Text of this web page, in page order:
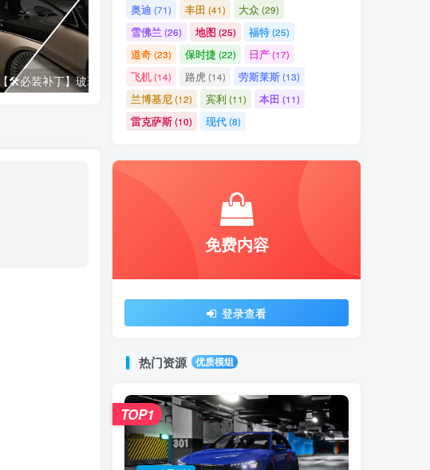
【🛠️必装补丁】玻璃贴图修复补丁
奥迪 (71) 丰田 (41) 大众(29)
雪佛兰 (26) 地图 (25) 福特(25)
道奇(23) 保时捷(22) 日产(17)
飞机(14) 路虎(14) 劳斯莱斯(13)
兰博基尼(12) 宾利 (11) 本田 (11)
雷克萨斯(10) 现代(8)
免费内容
登录查看
热门资源 优质模组
TOP1